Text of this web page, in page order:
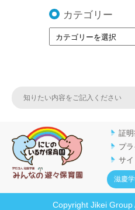
カテゴリー
証
プ
サ
滋慶
Copyright Jikei Group